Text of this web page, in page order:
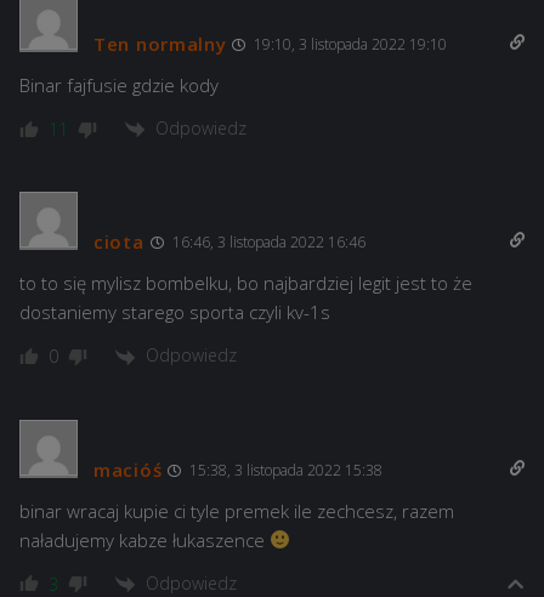
Ten normalny 19:10, 3 listopada 2022 19:10
Binar fajfusie gdzie kody
11 Odpowiedz
ciota 16:46, 3 listopada 2022 16:46
to to się mylisz bombelku, bo najbardziej legit jest to że
dostaniemy starego sporta czyli kv-1s
0 Odpowiedz
macióś 15:38, 3 listopada 2022 15:38
binar wracaj kupie ci tyle premek ile zechcesz, razem
naładujemy kabze łukaszence
3 Odpowiedz